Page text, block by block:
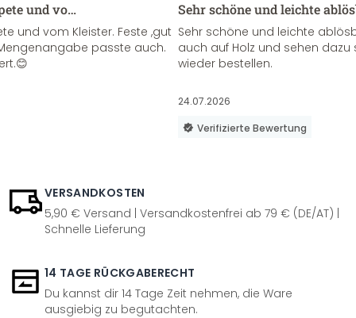
und vo…
und vom Kleister. Feste ,gut
passte auch.
Sehr schöne und leichte
Sehr schöne und leichte
auch auf Holz und sehen
wieder bestellen.
24.07.2026
Verifizierte Bewertung
VERSANDKOSTEN
5,90 € Versand | Versandkostenfrei ab 79 € (DE/AT) |
Schnelle Lieferung
14 TAGE RÜCKGABERECHT
Du kannst dir 14 Tage Zeit nehmen, die Ware
ausgiebig zu begutachten.